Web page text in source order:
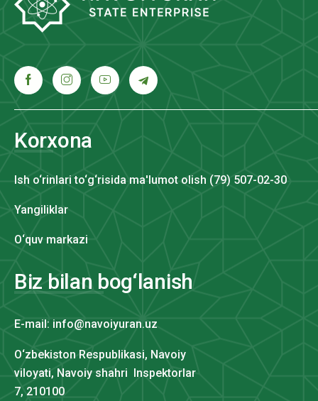
Korxona
Ish o‘rinlari to‘g‘risida ma'lumot olish (79) 507-02-30
Yangiliklar
O‘quv markazi
Biz bilan bog‘lanish
E-mail: info@navoiyuran.uz
O‘zbekiston Respublikasi, Navoiy
viloyati, Navoiy shahri Inspektorlar
7, 210100